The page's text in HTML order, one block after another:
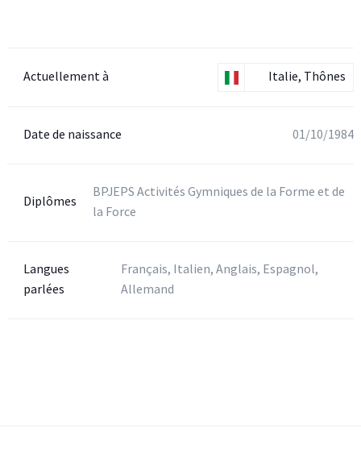
Actuellement à Italie, Thônes
Date de naissance 01/10/1984
Diplômes
BPJEPS Activités Gymniques de la Forme et de
la Force
Langues
parlées
Français, Italien, Anglais, Espagnol,
Allemand